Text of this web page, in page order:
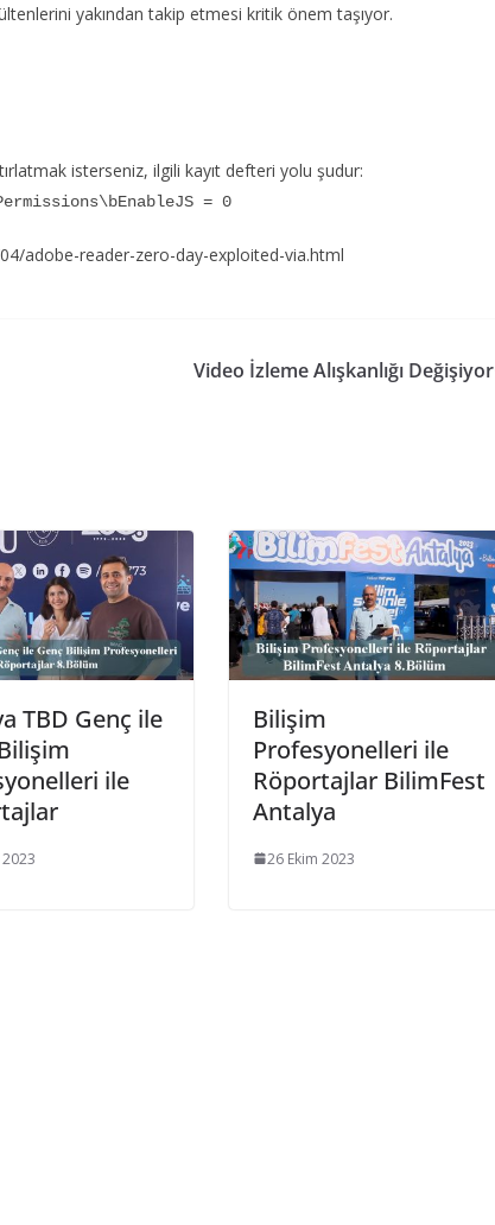
yakından takip etmesi kritik önem taşıyor.
isterseniz, ilgili kayıt defteri yolu şudur:
= 0
adobe-reader-zero-day-exploited-via.html
Video İzleme Alışkanlığı Değişiyor
TBD Genç ile
ile
Bilişim
Profesyonelleri ile
Röportajlar BilimFest
Antalya
26 Ekim 2023